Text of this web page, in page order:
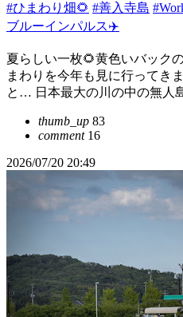
#ひまわり畑🌻 #善入寺島
ブルーインパルス✈️
夏らしい一枚🌻黄色いバック
まわりを今年も見に行ってき
と… 日本最大の川の中の無人
thumb_up 83
comment16
2026/07/20 20:49